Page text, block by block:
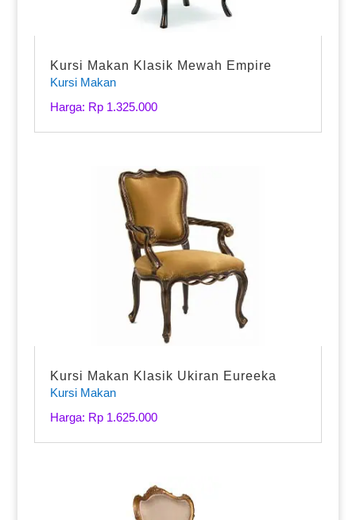
Kursi Makan Klasik Mewah Empire
Kursi Makan
Harga: Rp 1.325.000
Kursi Makan Klasik Ukiran Eureeka
Kursi Makan
Harga: Rp 1.625.000